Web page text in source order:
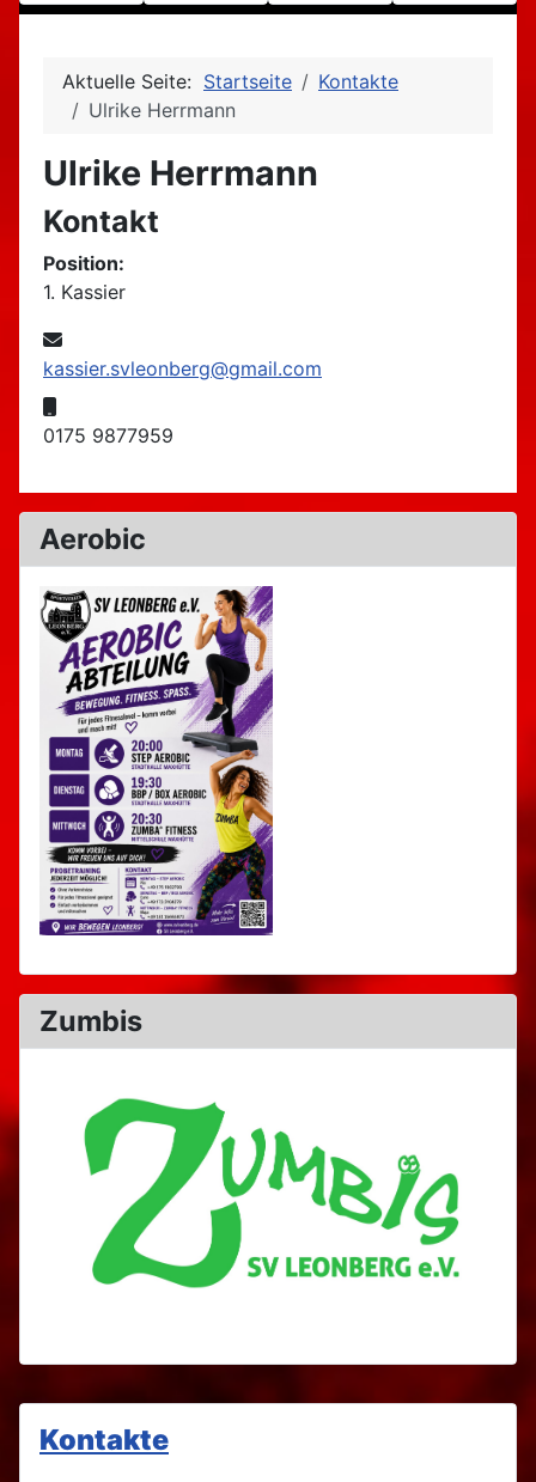
Kontakte
Aktuelle Seite: Startseite
Kontakte
Ulrike Herrmann
Ulrike Herrmann
Kontakt
Position:
1. Kassier
E-Mail:
kassier.svleonberg@gmail.com
0175 9877959
Aerobic
Zumbis